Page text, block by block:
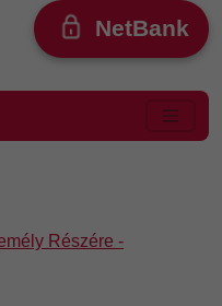
NetBank
Részére -